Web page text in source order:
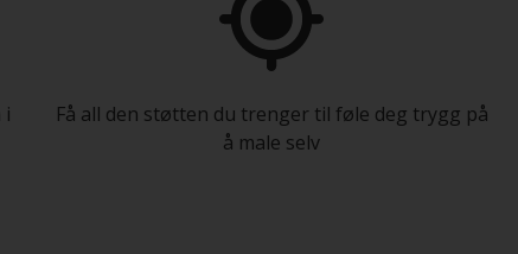
i
Få all den støtten du trenger til føle deg trygg på
å male selv